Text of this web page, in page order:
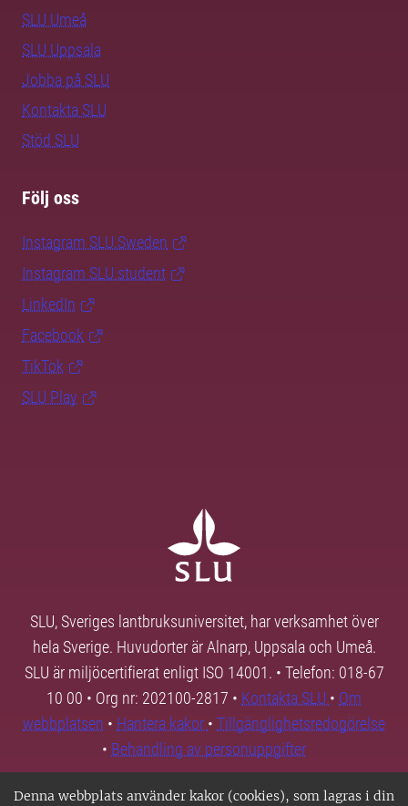
Denna webbplats använder kakor (cookies), som lagras i din
SLU Umeå
SLU Uppsala
Jobba på SLU
Kontakta SLU
Stöd SLU
Följ oss
Instagram SLU.Sweden
Instagram SLU.student
LinkedIn
Facebook
TikTok
SLU Play
SLU, Sveriges lantbruksuniversitet, har verksamhet över
hela Sverige. Huvudorter är Alnarp, Uppsala och Umeå.
SLU är miljöcertifierat enligt ISO 14001. • Telefon: 018-67
10 00 • Org nr: 202100-2817 • Kontakta SLU • Om
webbplatsen • Hantera kakor • Tillgänglighetsredogörelse
• Behandling av personuppgifter